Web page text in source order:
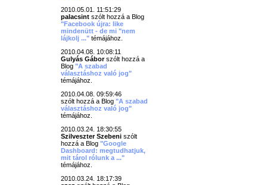
2010.05.01. 11:51:29
palacsint szólt hozzá a Blog
"Facebook újra: like
mindenütt - de mi "nem
lájkolj ..." témájához.
2010.04.08. 10:08:11
Gulyás Gáborszólt hozzá a
Blog "A szabad
választáshoz való jog"
témájához.
2010.04.08. 09:59:46
szólt hozzá a Blog "A szabad
választáshoz való jog"
témájához.
2010.03.24. 18:30:55
Szilveszter Szebeni szólt
hozzá a Blog "Google
Dashboard: megtudhatjuk,
mit tárol rólunk a ..."
témájához.
2010.03.24. 18:17:39